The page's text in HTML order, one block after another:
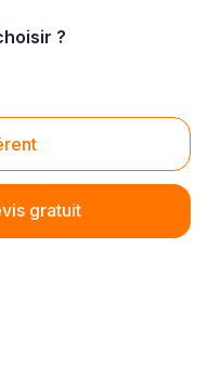
?
gratuit